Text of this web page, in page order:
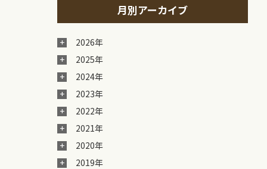
月別アーカイブ
2026年
2025年
2024年
2023年
2022年
2021年
2020年
2019年